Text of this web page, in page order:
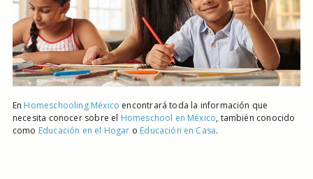
En Homeschooling México encontrará toda la información que
necesita conocer sobre el Homeschool en México, también conocido
como Educación en el Hogar o Educación en Casa.